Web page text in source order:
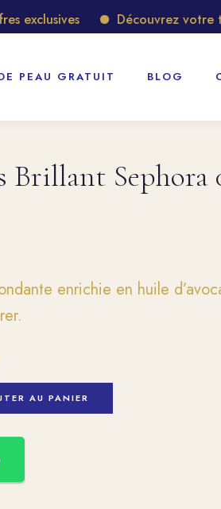
Découvrez votre
PEAU GRATUIT BLOG
Brillant Sephora
enrichie en huile
AU PANIER